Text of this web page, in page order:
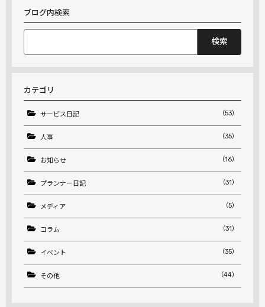
ブログ内検索
索:
カテゴリ
サービス日記 （53）
人事 （35）
お知らせ （16）
プランナー日記 （31）
メディア （5）
コラム （31）
イベント （35）
その他 （44）